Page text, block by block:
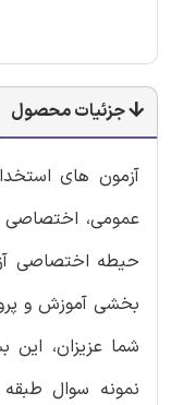
جزئیات محصول
آزمون های
عمومی،
حیطه اختصاصی
بخشی آموزش و
شما عزیزان،
نمونه سوال